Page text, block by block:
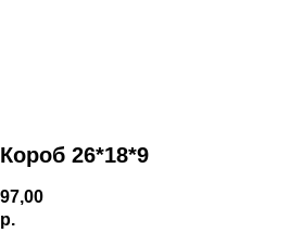
Короб 26*18*9
97,00
р.